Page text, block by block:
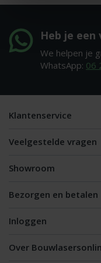
Heb je een
We helpen je
WhatsApp: 06
Klantenservice
Veelgestelde vragen
Showroom
Bezorgen en betalen
Inloggen
Over